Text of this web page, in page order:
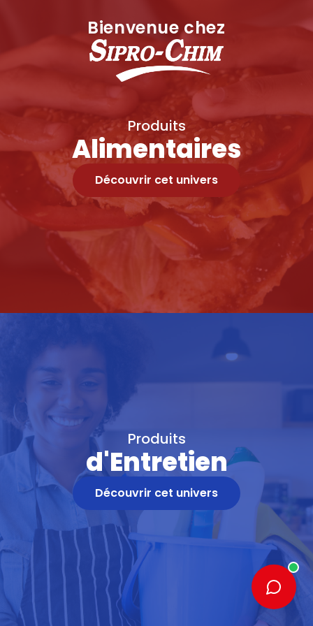
Bienvenue chez
Produits
Alimentaires
Découvrir cet univers
Produits
d'Entretien
Découvrir cet univers